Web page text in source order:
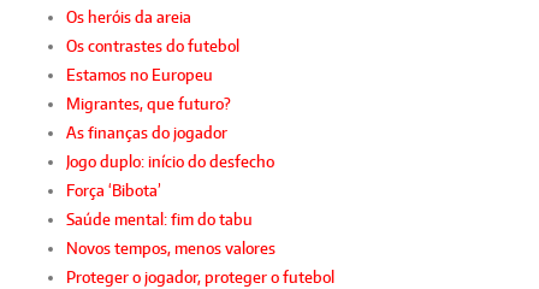
Os heróis da areia
Os contrastes do futebol
Estamos no Europeu
Migrantes, que futuro?
As finanças do jogador
Jogo duplo: início do desfecho
Força ‘Bibota’
Saúde mental: fim do tabu
Novos tempos, menos valores
Proteger o jogador, proteger o futebol